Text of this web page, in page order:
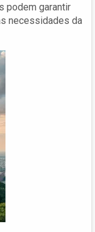
podem garantir
necessidades da